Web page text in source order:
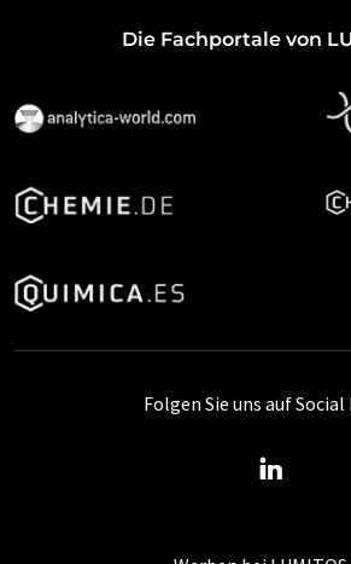
Die Fachportale von
Folgen Sie uns auf Social